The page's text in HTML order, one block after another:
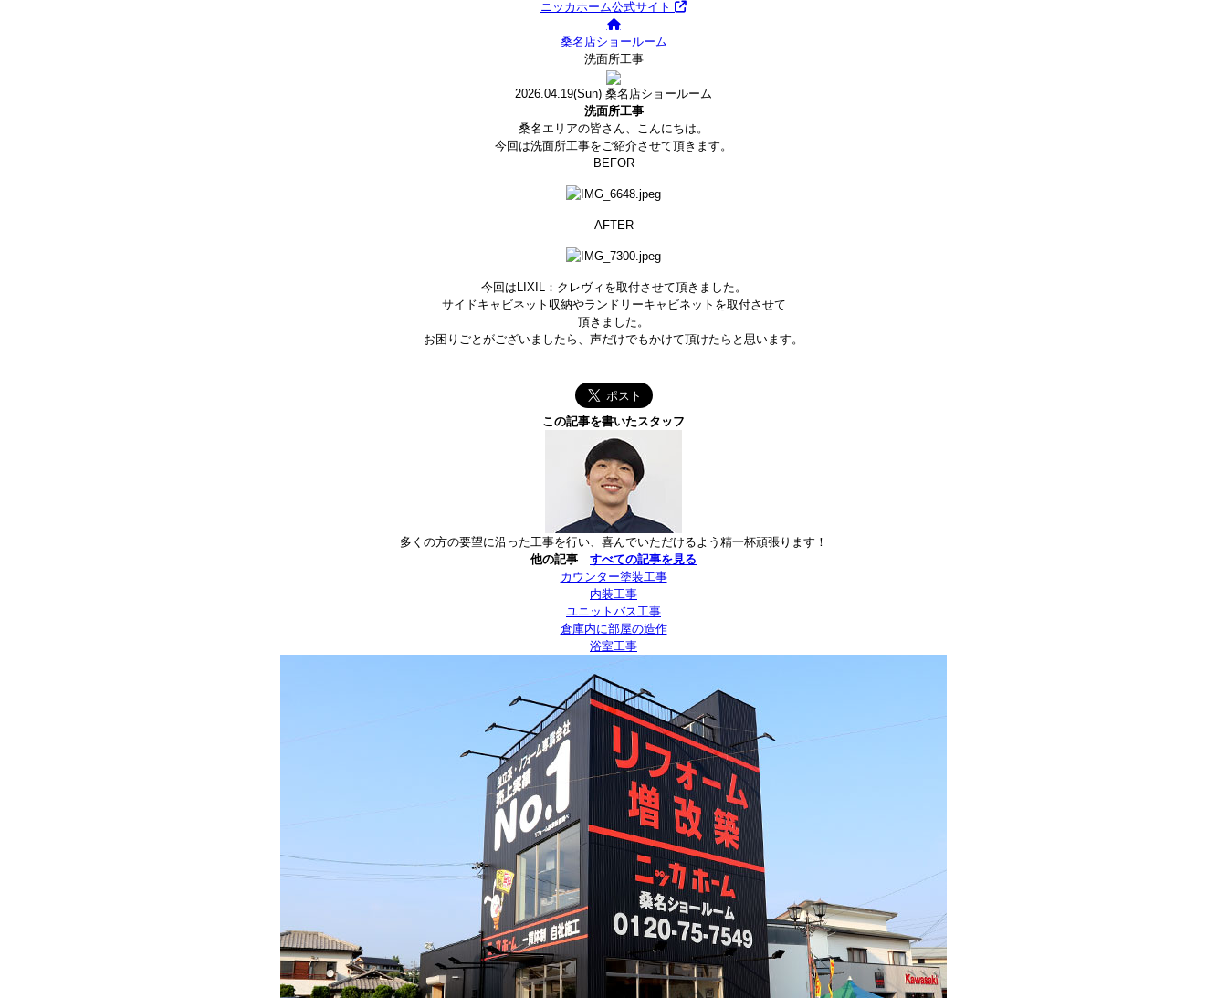
ニッカホーム公式サイト
桑名店ショールーム
洗面所工事
2026.04.19(Sun) 桑名店ショールーム
洗面所工事
桑名エリアの皆さん、こんにちは。
今回は洗面所工事をご紹介させて頂きます。
BEFOR
AFTER
今回はLIXIL：クレヴィを取付させて頂きました。
サイドキャビネット収納やランドリーキャビネットを取付させて
頂きました。
お困りごとがございましたら、声だけでもかけて頂けたらと思います。
この記事を書いたスタッフ
多くの方の要望に沿った工事を行い、喜んでいただけるよう精一杯頑張ります！
他の記事 すべての記事を見る
カウンター塗装工事
内装工事
ユニットバス工事
倉庫内に部屋の造作
浴室工事